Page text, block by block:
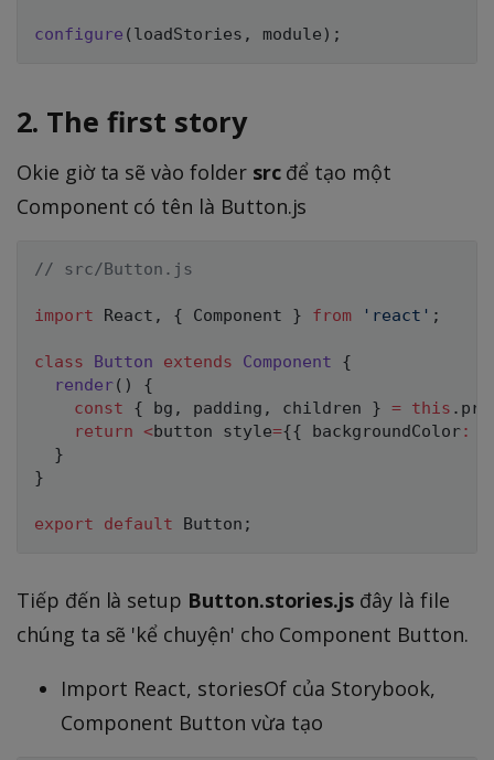
configure ( loadStories , module ) ;
2. The first story
Okie giờ ta sẽ vào folder srcđể tạo một
Component có tên là Button.js
// src/Button.js
import React , { Component } from 'react' ;
class Button extends Component
{
render( )
{
const
{ bg , padding , children } = this .
return <button style={{ backgroundColor:
}
}
export default Button ;
Tiếp đến là setup Button.stories.js đây là file
chúng ta sẽ 'kể chuyện' cho Component Button.
Import React, storiesOf của Storybook,
Component Button vừa tạo